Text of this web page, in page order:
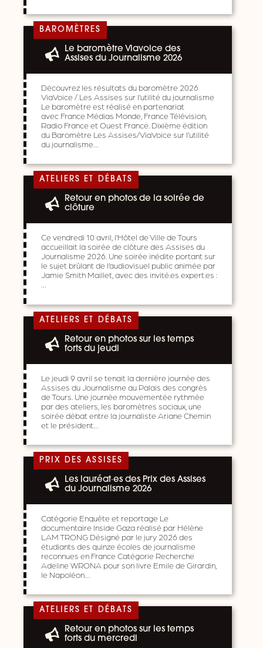
BAROMÈTRES
Le baromètre Viavoice des
Assises du Journalisme 2026
Découvrez les résultats du baromètre 2026
ViaVoice / Les Assises sur l’utilité du journalisme
Le baromètre est réalisé en partenariat
avec France Médias Monde, France Télévision,
Radio France et Ouest France. Dixième édition
du Baromètre Les Assises/ViaVoice sur l’utilité
du journalisme…
ATELIERS ET DÉBATS
Retour en photos de la soirée de
clôture
Ce vendredi 10 avril, l’Hôtel de Ville de Tours
accueillait la soirée de clôture des Assises du
Journalisme 2026. Une soirée inédite portant sur
le sujet brûlant de l’audiovisuel public animée par
Jamie Smith Maillet, avec des invité.es expert.es :
ATELIERS ET DÉBATS
Retour en photos sur les temps
forts du jeudi
Le jeudi 9 avril se tenait la dernière journée des
Assises du Journalisme au Palais des congrès
de Tours. Une journée mouvementée rythmée
par des ateliers, les baromètres sociaux, une
soirée débat entre la journaliste Ariane Chemin
et le président…
PRIX DES ASSISES
Les lauréat·es des Prix des Assises
du Journalisme 2026
Catégorie Enquête et reportage Le
documentaire Inside Gaza réalisé par Hélène
LAM TRONG Désigné par le jury 2026 des
étudiants des quinze écoles de journalisme
reconnues en France Catégorie Recherche
Adeline WRONA pour son livre Emile de Girardin,
le Napoléon…
ATELIERS ET DÉBATS
Retour en photos sur les temps
forts du mercredi